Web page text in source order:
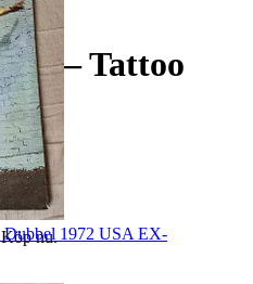
– Tattoo
Köp nu.
Dubbel 1972 USA EX-